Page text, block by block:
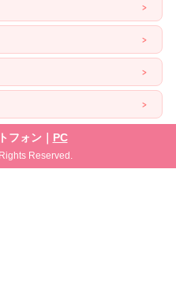
フォン｜ PC
Reserved.